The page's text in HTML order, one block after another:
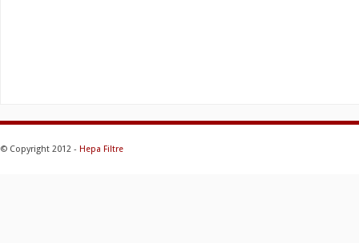
© Copyright 2012 - Hepa Filtre